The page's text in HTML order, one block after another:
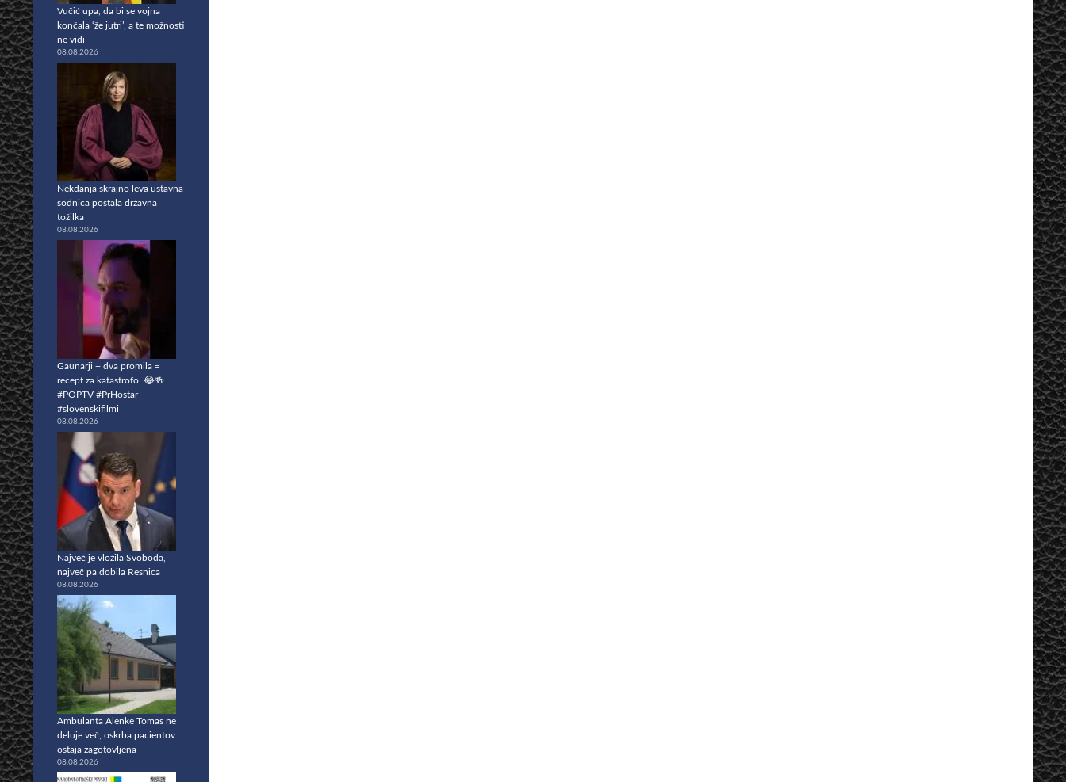
Vučić upa, da bi se vojna
končala ‘že jutri’, a te možnosti
ne vidi
08.08.2026
Nekdanja skrajno leva ustavna
sodnica postala državna
tožilka
08.08.2026
Gaunarji + dva promila =
recept za katastrofo. 😂🍻
#POPTV #PrHostar
#slovenskifilmi
08.08.2026
Največ je vložila Svoboda,
največ pa dobila Resnica
08.08.2026
Ambulanta Alenke Tomas ne
deluje več, oskrba pacientov
ostaja zagotovljena
08.08.2026